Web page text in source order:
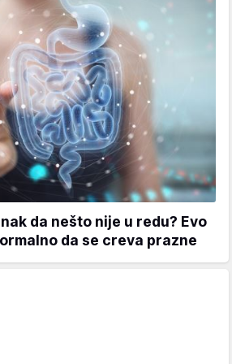
da nešto nije u redu? Evo
da se creva prazne